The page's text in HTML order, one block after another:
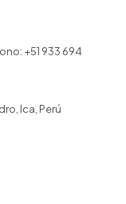
+51 933 694
Ica, Perú